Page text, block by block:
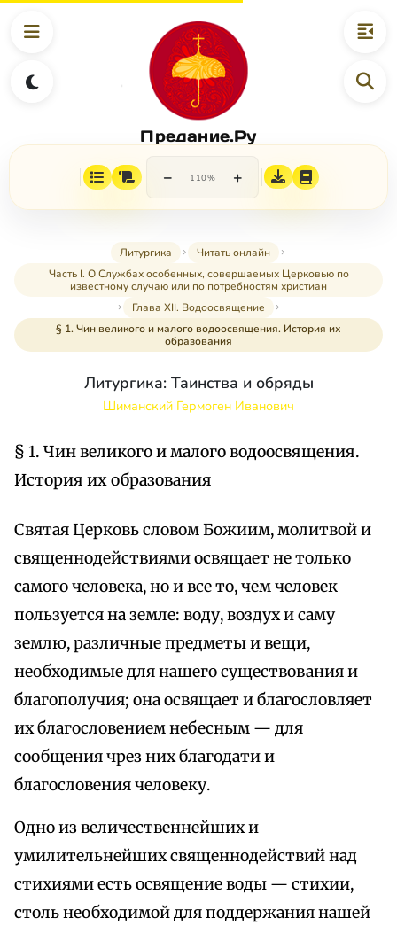
Предание.Ру
− 110% +
Литургика
Читать онлайн
Часть I. О Службах особенных, совершаемых Церковью по
известному случаю или по потребностям христиан
Глава XII. Водоосвящение
§ 1. Чин великого и малого водоосвящения. История их
образования
Литургика: Таинства и обряды
Шиманский Гермоген Иванович
§ 1. Чин великого и малого водоосвящения.
История их образования
Святая Церковь словом Божиим, молитвой и
священнодействиями освящает не только
самого человека, но и все то, чем человек
пользуется на земле: воду, воздух и саму
землю, различные предметы и вещи,
необходимые для нашего существования и
благополучия; она освящает и благословляет
их благословением небесным — для
сообщения чрез них благодати и
благословения человеку.
Одно из величественнейших и
умилительнейших священнодействий над
стихиями есть освящение воды — стихии,
столь необходимой для поддержания нашей